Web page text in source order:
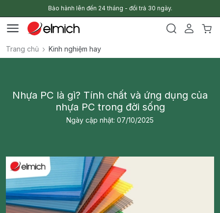
Bảo hành lên đến 24 tháng - đổi trả 30 ngày.
Trang chủ Kinh nghiệm hay
Nhựa PC là gì? Tính chất và ứng dụng của
nhựa PC trong đời sống
Ngày cập nhật: 07/10/2025